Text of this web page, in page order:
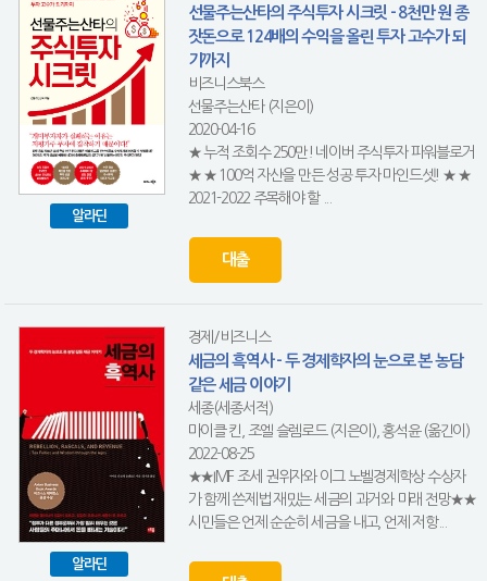
알라딘
선물주는산타의 주식투자 시크릿 - 8천만 원 종
잣돈으로 124배의 수익을 올린 투자 고수가 되
기까지
비즈니스북스
선물주는산타 (지은이)
2020-04-16
★ 누적 조회수 250만! 네이버 주식투자 파워블로거
★ ★ 100억 자산을 만든 성공 투자 마인드셋! ★ ★
2021-2022 주목해야 할 ...
대출
알라딘
경제/비즈니스
세금의 흑역사 - 두 경제학자의 눈으로 본 농담
같은 세금 이야기
세종(세종서적)
마이클 킨, 조엘 슬렘로드 (지은이), 홍석윤 (옮긴이)
2022-08-25
★★IMF 조세 권위자와 이그 노벨경제학상 수상자
가 함께 쓴제법 재밌는 세금의 과거와 미래 전망★★
시민들은 언제 순순히 세금을 내고, 언제 저항...